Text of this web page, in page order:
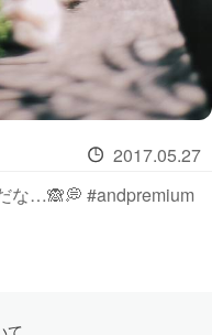
2017.05.27
な…🙈💭 #andpremium